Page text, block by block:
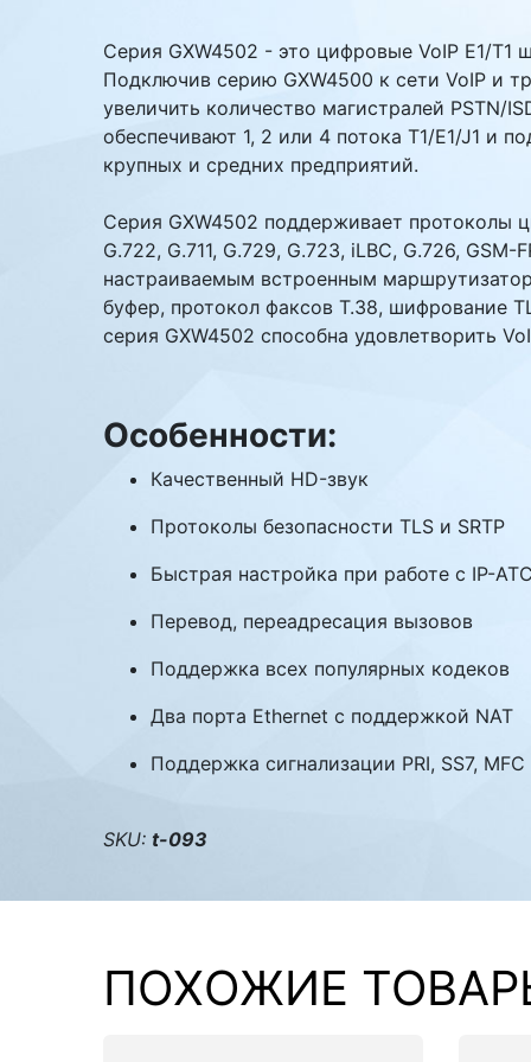
Комплектующие ПК
Серия GXW4502 - это цифровые VoIP E1/T1
Подключив серию GXW4500 к сети VoIP и
увеличить количество магистралей PSTN/
обеспечивают 1, 2 или 4 потока T1/E1/J1 и
крупных и средних предприятий.
Серия GXW4502 поддерживает протоколы
G.722, G.711, G.729, G.723, iLBC, G.726,
настраиваемым встроенным
буфер, протокол факсов T.38, шифрование
серия GXW4502 способна удовлетворить
Особенности:
Качественный HD-звук
Протоколы безопасности TLS и SRTP
Быстрая настройка при работе с IP-
Перевод, переадресация вызовов
Поддержка всех популярных кодеков
Два порта Ethernet с поддержкой NAT
Поддержка сигнализации PRI, SS7,
SKU: t-093
ПОХОЖИЕ